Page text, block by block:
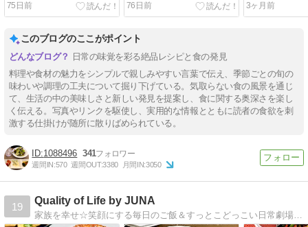
75日前 76日前 3ヶ月前
このブログのここがポイント
日常の味覚を彩る絶品レシピと食の発見
料理や食材の魅力をシンプルで親しみやすい言葉で伝え、季節ごとの旬の
味わいや調理の工夫について掘り下げている。気取らない食の風景を通じ
て、生活の中の美味しさと新しい発見を提案し、食に関する奥深さを楽し
く伝える。写真やリンクを駆使し、実用的な情報とともに読者の食欲を刺
激する仕掛けが随所に散りばめられている。
1088496 341
週間IN:570 週間OUT:3380 月間IN:3050
19
Quality of Life by JUNA